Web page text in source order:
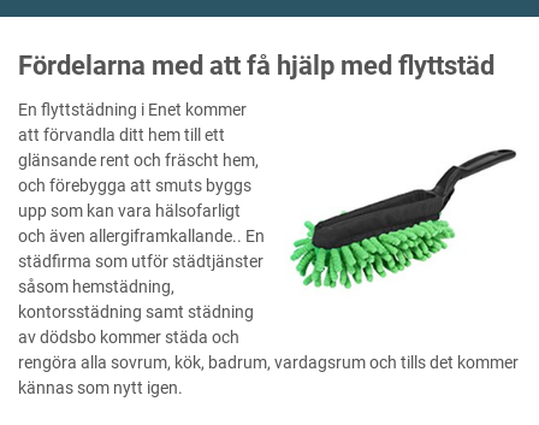
Fördelarna med att få hjälp med flyttstäd
En flyttstädning i Enet kommer
att förvandla ditt hem till ett
glänsande rent och fräscht hem,
och förebygga att smuts byggs
upp som kan vara hälsofarligt
och även allergiframkallande.. En
städfirma som utför städtjänster
såsom hemstädning,
kontorsstädning samt städning
av dödsbo kommer städa och
rengöra alla sovrum, kök, badrum, vardagsrum och tills det kommer
kännas som nytt igen.